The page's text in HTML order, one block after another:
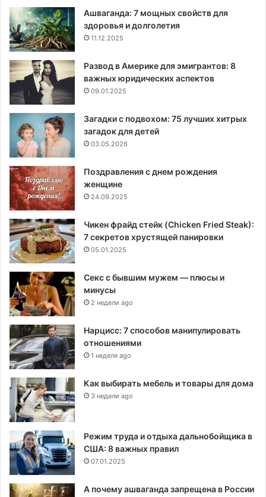
Ашваганда: 7 мощных свойств для
здоровья и долголетия
11.12.2025
Развод в Америке для эмигрантов: 8
важных юридических аспектов
09.01.2025
Загадки с подвохом: 75 лучших хитрых
загадок для детей
03.05.2026
Поздравления с днем рождения
женщине
24.09.2025
Чикен фрайд стейк (Chicken Fried Steak):
7 секретов хрустящей панировки
05.01.2025
Секс с бывшим мужем — плюсы и
минусы
2 недели ago
Нарцисс: 7 способов манипулировать
отношениями
1 неделя ago
Как выбирать мебель и товары для дома
3 недели ago
Режим труда и отдыха дальнобойщика в
США: 8 важных правил
07.01.2025
А почему ашваганда запрещена в России